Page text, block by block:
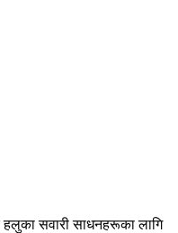
र हलुका सवारी साधनहरूका लागि